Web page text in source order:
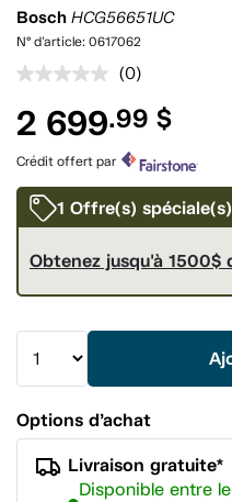
Bosch HCG56651UC
N° d'article: 0617062
Aucune
pour
ce
produit.
Lien
vers
la
même
(0)
2 699.99 $
Crédit offert par
1 Offre(s)
Obtenez jusqu'à 1500$
Options d’achat
Livraison gratuite*
Disponible entre